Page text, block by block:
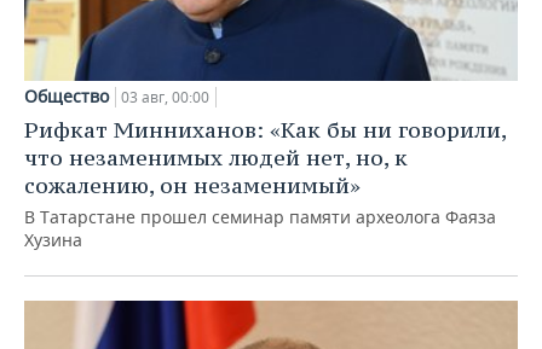
Общество 03 авг, 00:00
Рифкат Минниханов: «Как бы ни говорили,
что незаменимых людей нет, но, к
сожалению, он незаменимый»
В Татарстане прошел семинар памяти археолога Фаяза
Хузина